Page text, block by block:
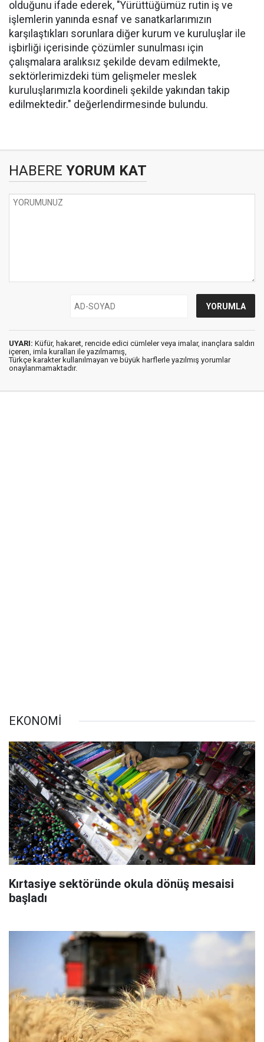
olduğunu ifade ederek, "Yürüttüğümüz rutin iş ve
işlemlerin yanında esnaf ve sanatkarlarımızın
karşılaştıkları sorunlara diğer kurum ve kuruluşlar ile
işbirliği içerisinde çözümler sunulması için
çalışmalara aralıksız şekilde devam edilmekte,
sektörlerimizdeki tüm gelişmeler meslek
kuruluşlarımızla koordineli şekilde yakından takip
edilmektedir." değerlendirmesinde bulundu.
HABERE YORUM KAT
UYARI: Küfür, hakaret, rencide edici cümleler veya imalar, inançlara saldırı
içeren, imla kuralları ile yazılmamış,
Türkçe karakter kullanılmayan ve büyük harflerle yazılmış yorumlar
onaylanmamaktadır.
EKONOMİ
Kırtasiye sektöründe okula dönüş mesaisi
başladı